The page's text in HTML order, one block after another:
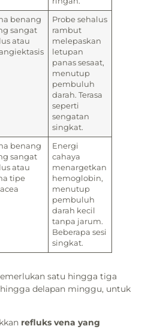
benang
sangat
atau
Probe sehalus
rambut
melepaskan
letupan
panas sesaat,
menutup
pembuluh
darah. Terasa
seperti
sengatan
singkat.
benang
sangat
atau
tipe
Energi
cahaya
menargetkan
hemoglobin,
menutup
pembuluh
darah kecil
tanpa jarum.
Beberapa sesi
singkat.
satu hingga tiga
delapan minggu, untuk
refluks vena yang